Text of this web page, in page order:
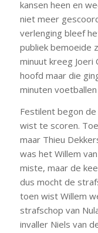
kansen heen en
niet meer
verlenging bleef
publiek bemoeide
minuut kreeg
hoofd maar die
minuten
Festilent begon
wist te scoren.
maar Thieu
was het Willem
miste, maar de
dus mocht de
toen wist Willem
strafschop van
invaller Niels van